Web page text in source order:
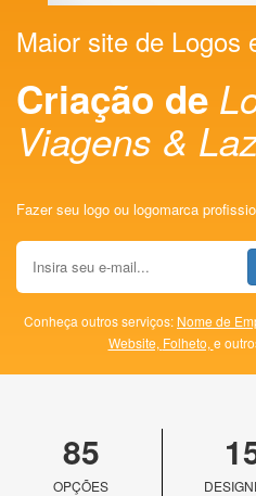
Maior site de Logos
Criação de
Viagens &
Fazer seu logo ou logomarca
Conheça outros serviços: Nome de
Website, Folheto, e
85
OPÇÕES